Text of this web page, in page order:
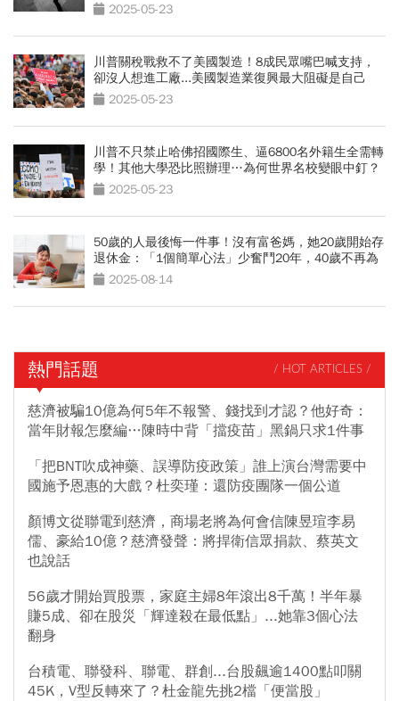
2025-05-23
川普關稅戰救不了美國製造！8成民眾嘴巴喊支持，
卻沒人想進工廠...美國製造業復興最大阻礙是自己
2025-05-23
川普不只禁止哈佛招國際生、逼6800名外籍生全需轉
學！其他大學恐比照辦理…為何世界名校變眼中釘？
2025-05-23
50歲的人最後悔一件事！沒有富爸媽，她20歲開始存
退休金：「1個簡單心法」少奮鬥20年，40歲不再為
錢工作
2025-08-14
熱門話題 / HOT ARTICLES /
慈濟被騙10億為何5年不報警、錢找到才認？他好奇：
當年財報怎麼編…陳時中背「擋疫苗」黑鍋只求1件事
「把BNT吹成神藥、誤導防疫政策」誰上演台灣需要中
國施予恩惠的大戲？杜奕瑾：還防疫團隊一個公道
顏博文從聯電到慈濟，商場老將為何會信陳昱瑄李易
儒、豪給10億？慈濟發聲：將捍衛信眾捐款、蔡英文
也說話
56歲才開始買股票，家庭主婦8年滾出8千萬！半年暴
賺5成、卻在股災「輝達殺在最低點」...她靠3個心法
翻身
台積電、聯發科、聯電、群創...台股飆逾1400點叩關
45K，V型反轉來了？杜金龍先挑2檔「便當股」